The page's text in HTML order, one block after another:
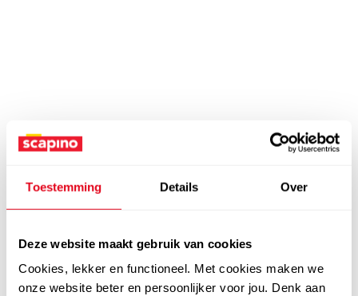
Toestemming Details Over
Deze website maakt gebruik van cookies
Cookies, lekker en functioneel. Met cookies maken we
onze website beter en persoonlijker voor jou. Denk aan